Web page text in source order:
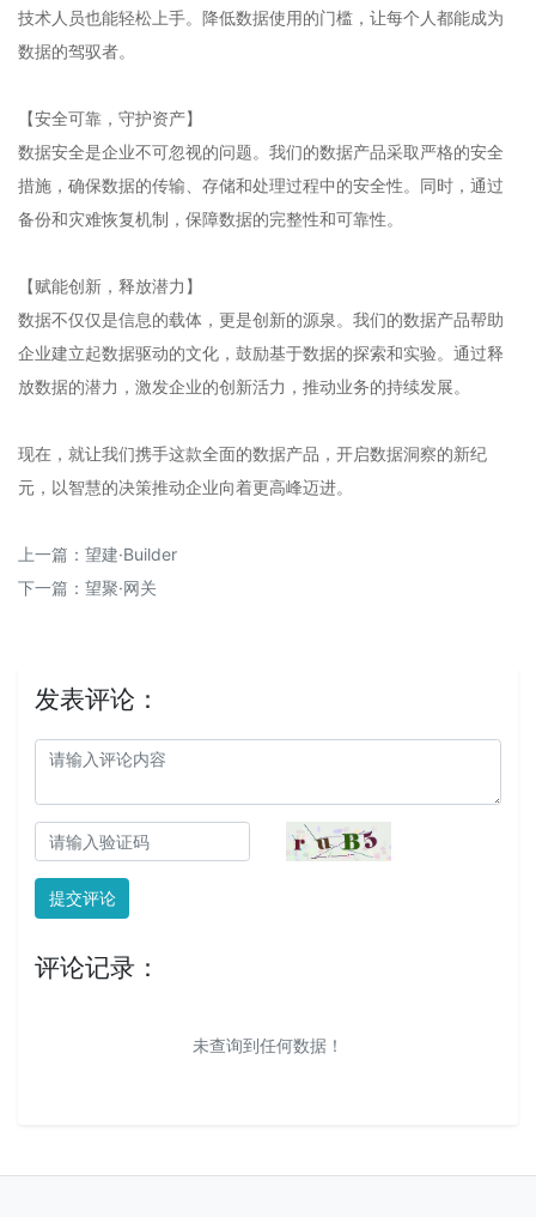
技术人员也能轻松上手。降低数据使用的门槛，让每个人都能成为
数据的驾驭者。
【安全可靠，守护资产】
数据安全是企业不可忽视的问题。我们的数据产品采取严格的安全
措施，确保数据的传输、存储和处理过程中的安全性。同时，通过
备份和灾难恢复机制，保障数据的完整性和可靠性。
【赋能创新，释放潜力】
数据不仅仅是信息的载体，更是创新的源泉。我们的数据产品帮助
企业建立起数据驱动的文化，鼓励基于数据的探索和实验。通过释
放数据的潜力，激发企业的创新活力，推动业务的持续发展。
现在，就让我们携手这款全面的数据产品，开启数据洞察的新纪
元，以智慧的决策推动企业向着更高峰迈进。
上一篇： 望建·Builder
下一篇： 望聚·网关
发表评论：
提交评论
评论记录：
未查询到任何数据！